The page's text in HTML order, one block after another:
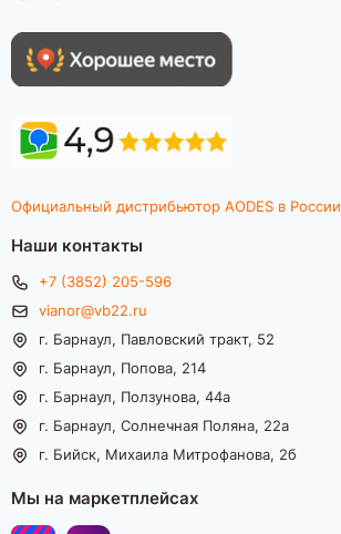
Официальный дистрибьютор AODES в России
Наши контакты
+7 (3852) 205-596
vianor@vb22.ru
г. Барнаул, Павловский тракт, 52
г. Барнаул, Попова, 214
г. Барнаул, Ползунова, 44а
г. Барнаул, Солнечная Поляна, 22а
г. Бийск, Михаила Митрофанова, 2б
Мы на маркетплейсах